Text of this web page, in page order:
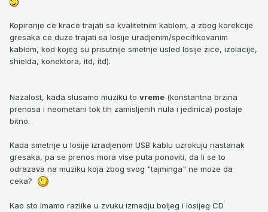
Kopiranje ce krace trajati sa kvalitetnim kablom, a zbog korekcije
gresaka ce duze trajati sa losije uradjenim/specifikovanim
kablom, kod kojeg su prisutnije smetnje usled losije zice, izolacije,
shielda, konektora, itd, itd).
Nazalost, kada slusamo muziku to vreme (konstantna brzina
prenosa i neometani tok tih zamisljenih nula i jedinica) postaje
bitno.
Kada smetnje u losije izradjenom USB kablu uzrokuju nastanak
gresaka, pa se prenos mora vise puta ponoviti, da li se to
odrazava na muziku koja zbog svog "tajminga" ne moze da
ceka?
Kao sto imamo razlike u zvuku izmedju boljeg i losijeg CD